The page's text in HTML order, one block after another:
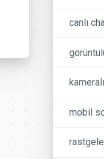
canlı
mobil